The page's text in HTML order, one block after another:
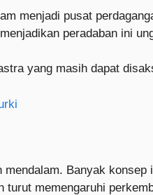
menjadi pusat
peradaban ini
yang masih dapat
Banyak konsep
memengaruhi